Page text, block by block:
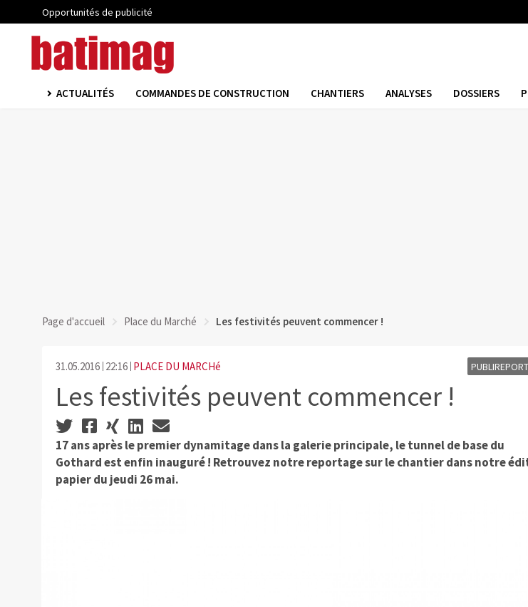
Opportunités de publicité
ACTUALITÉS COMMANDES DE CONSTRUCTION CHANTIERS ANALYSES DOSSIERS
Page d'accueil Place du Marché Les festivités peuvent commencer !
31.05.2016 22:16 PLACE DU MARCHé
Les festivités peuvent commencer !
17 ans après le premier dynamitage dans la galerie principale, le tunnel de base du
Gothard est enfin inauguré ! Retrouvez notre reportage sur le chantier dans notre
papier du jeudi 26 mai.